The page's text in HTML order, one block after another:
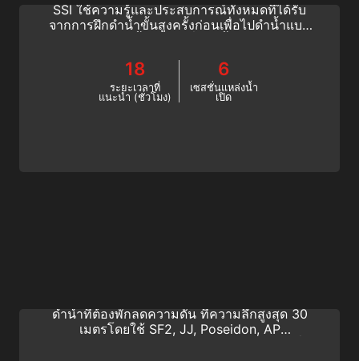
SSI ใช้ความรู้และประสบการณ์ทั้งหมดที่ได้รับ
จากการฝึกดำน้ำขั้นสูงครั้งก่อนเพื่อไปดำน้ำแบบ
18
ระยะเวลาที่
แนะนำ (ชั่วโมง)
6
เซสชั่นแหล่งน้ำ
เปิด
ดำน้ำที่ต้องพักลดความดัน ที่ความลึกสูงสุด 30
เมตรโดยใช้ SF2, JJ, Poseidon, AP